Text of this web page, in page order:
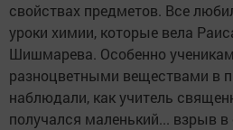
свойствах предметов. Все
уроки химии, которые вела
Шишмарева. Особенно
разноцветными веществами в
наблюдали, как учитель
получался маленький... взрыв